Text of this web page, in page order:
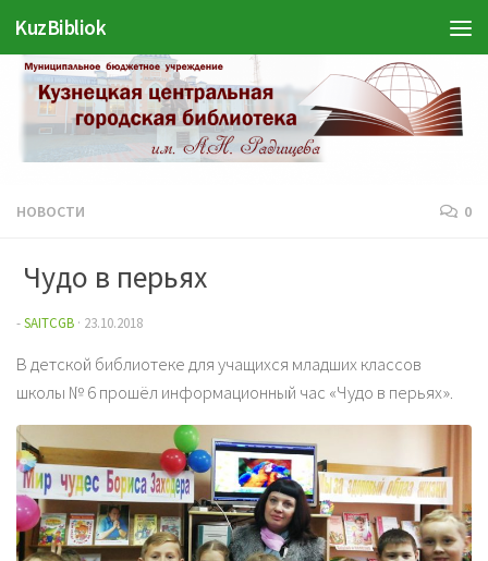
Перейти к содержимому
KuzBibliok
НОВОСТИ 0
Чудо в перьях
-SAITCGB · 23.10.2018
В детской библиотеке для учащихся младших классов
школы № 6 прошёл информационный час «Чудо в перьях».